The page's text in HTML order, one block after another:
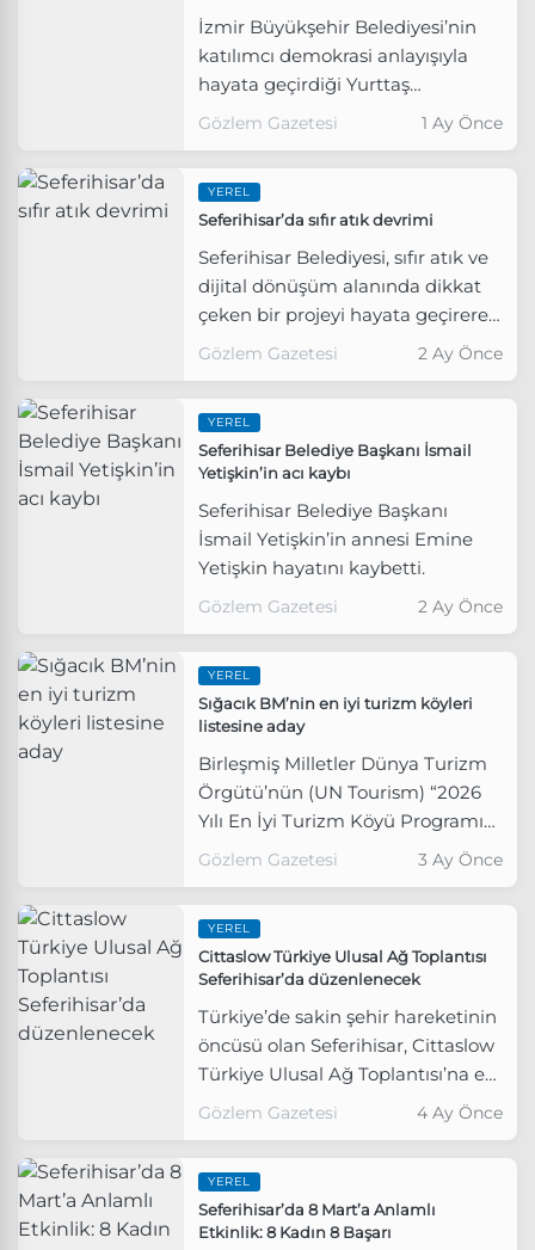
İzmir Büyükşehir Belediyesi’nin
katılımcı demokrasi anlayışıyla
hayata geçirdiği Yurttaş
Meclisleri’nde ilk oturumlar
Gözlem Gazetesi 1 Ay Önce
YEREL
Seferihisar’da sıfır atık devrimi
Seferihisar Belediyesi, sıfır atık ve
dijital dönüşüm alanında dikkat
çeken bir projeyi hayata geçirerek
kamu hizmetlerinde çevreci bir
Gözlem Gazetesi 2 Ay Önce
YEREL
Seferihisar Belediye Başkanı İsmail
Yetişkin’in acı kaybı
Seferihisar Belediye Başkanı
İsmail Yetişkin’in annesi Emine
Yetişkin hayatını kaybetti.
Gözlem Gazetesi 2 Ay Önce
YEREL
Sığacık BM’nin en iyi turizm köyleri
listesine aday
Birleşmiş Milletler Dünya Turizm
Örgütü’nün (UN Tourism) “2026
Yılı En İyi Turizm Köyü Programı”
kapsamında Türkiye’yi temsil
koordinasyonunda yürütülen
süreçte, İzmir’in Seferihisar
ilçesine bağlı Sığacık, Türkiye’nin
dört güçlü adayından biri olarak
belirlendi.
Gözlem Gazetesi 3 Ay Önce
YEREL
Cittaslow Türkiye Ulusal Ağ Toplantısı
Seferihisar’da düzenlenecek
Türkiye’de sakin şehir hareketinin
öncüsü olan Seferihisar, Cittaslow
Türkiye Ulusal Ağ Toplantısı’na ev
sahipliği yapmaya hazırlanıyor.
Gözlem Gazetesi 4 Ay Önce
YEREL
Seferihisar’da 8 Mart’a Anlamlı
Etkinlik: 8 Kadın 8 Başarı